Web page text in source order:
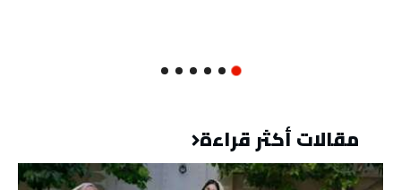
مقالات أكثر قراءة